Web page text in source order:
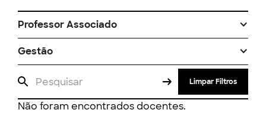
Professor Associado
Gestão
Limpar Filtros
Não foram encontrados docentes.